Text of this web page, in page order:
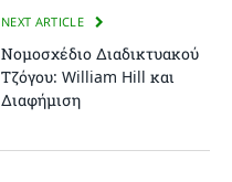
NEXT ARTICLE
Νομοσχέδιο Διαδικτυακού
Τζόγου: William Hill και
Διαφήμιση